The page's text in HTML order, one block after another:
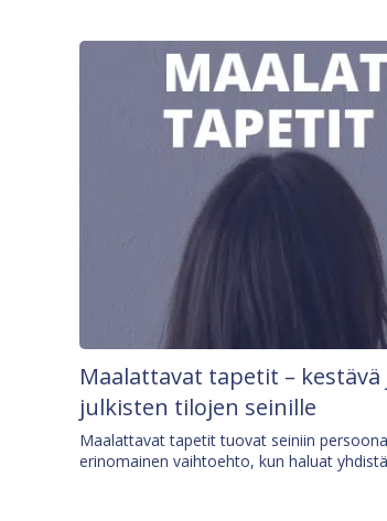
Maalattavat tapetit –
julkisten tilojen seinille
Maalattavat tapetit tuovat seiniin
erinomainen vaihtoehto, kun haluat